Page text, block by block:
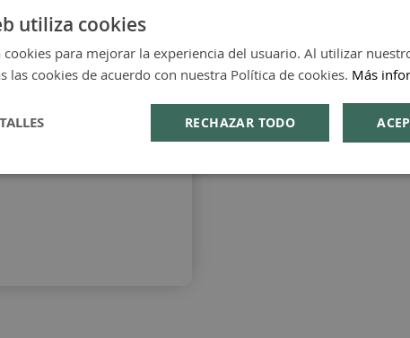
Le
sección y
atención
.
es
utiliza cookies
cookies para mejorar la experiencia del usuario. Al utilizar
las cookies de acuerdo con nuestra Política de cookies. Más
RECHAZAR TODO